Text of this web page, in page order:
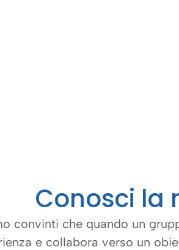
Conosci la
convinti che quando un
e collabora verso un